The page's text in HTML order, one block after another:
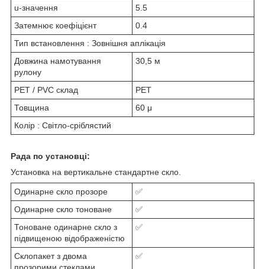
u-значення
5.5
Затемнює коефіцієнт
0.4
Тип встановлення : Зовнішня аплікація
Довжина намотування
рулону
30,5 м
PET / PVC склад
PET
Товщина
60 μ
Колір : Світло-сріблястий
Рада по установці:
Установка на вертикальне стандартне скло.
Одинарне скло прозоре
✅
Одинарне скло тоноване
✅
Тоноване одинарне скло з
підвищеною відображеністю
✅
Склопакет з двома
✅